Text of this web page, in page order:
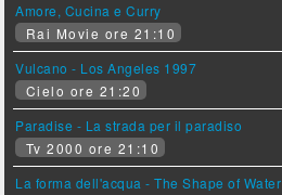
Amore, Cucina e Curry
Rai Movie ore 21:10
Vulcano - Los Angeles 1997
Cielo ore 21:20
Paradise - La strada per il paradiso
Tv 2000 ore 21:10
La forma dell'acqua - The Shape of Water